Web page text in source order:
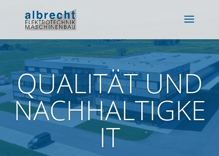
QUALITÄT UND
NACHHALTIGKE
IT